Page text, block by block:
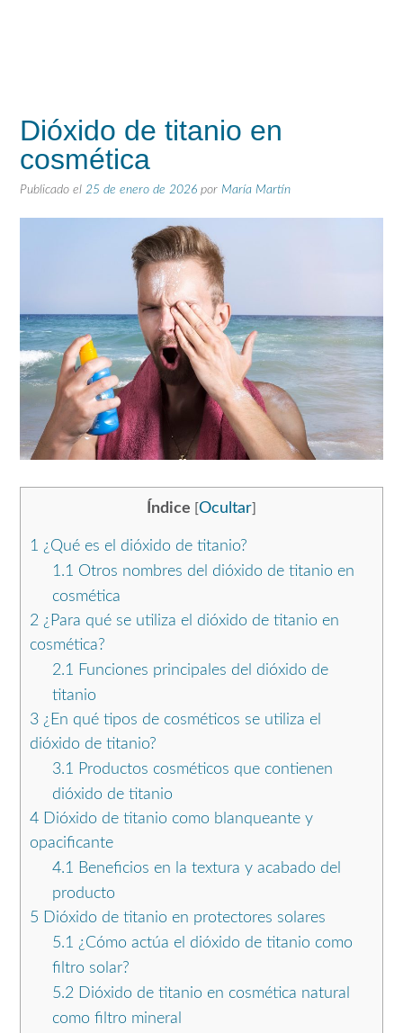
Dióxido de titanio en
cosmética
Publicado el 25 de enero de 2026 por María Martín
Índice Ocultar
1 ¿Qué es el dióxido de titanio?
1.1 Otros nombres del dióxido de titanio en
cosmética
2 ¿Para qué se utiliza el dióxido de titanio en
cosmética?
2.1 Funciones principales del dióxido de
titanio
3 ¿En qué tipos de cosméticos se utiliza el
dióxido de titanio?
3.1 Productos cosméticos que contienen
dióxido de titanio
4 Dióxido de titanio como blanqueante y
opacificante
4.1 Beneficios en la textura y acabado del
producto
5 Dióxido de titanio en protectores solares
5.1 ¿Cómo actúa el dióxido de titanio como
filtro solar?
5.2Dióxido de titanio en cosmética natural
como filtro mineral